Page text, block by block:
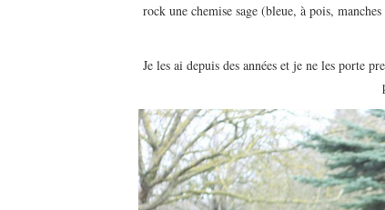
rock une chemise sage (bleue, à pois,
Je les ai depuis des années et je ne les porte